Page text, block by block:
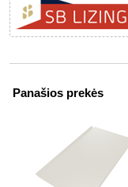
Panašios prekės